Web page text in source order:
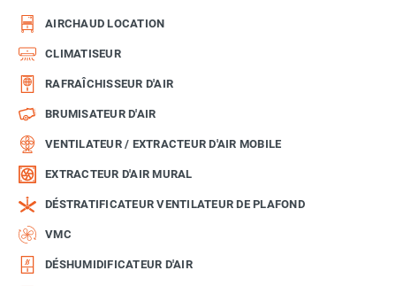
AIRCHAUD LOCATION
CLIMATISEUR
RAFRAÎCHISSEUR D'AIR
BRUMISATEUR D'AIR
VENTILATEUR / EXTRACTEUR D'AIR MOBILE
EXTRACTEUR D'AIR MURAL
DÉSTRATIFICATEUR VENTILATEUR DE PLAFOND
VMC
DÉSHUMIDIFICATEUR D'AIR